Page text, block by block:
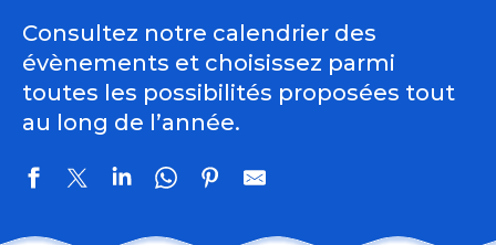
Consultez notre calendrier des
évènements et choisissez parmi
toutes les possibilités proposées tout
au long de l’année.